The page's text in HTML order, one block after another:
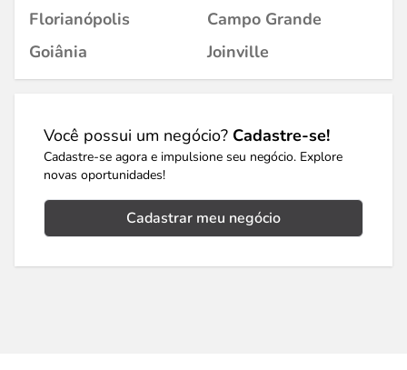
Florianópolis
Campo Grande
Goiânia
Joinville
Você possui um negócio? Cadastre-se!
Cadastre-se agora e impulsione seu negócio. Explore
novas oportunidades!
Cadastrar meu negócio